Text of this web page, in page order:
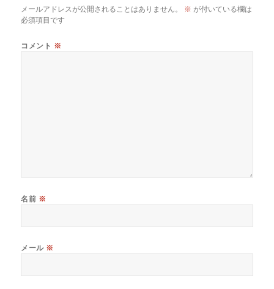
メールアドレスが公開されることはありません。 ※ が付いている欄は
必須項目です
コメント ※
名前 ※
メール ※